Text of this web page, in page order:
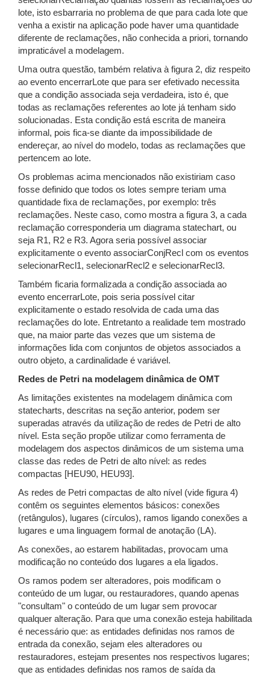
lote, isto esbarraria no problema de que para cada lote que
venha a existir na aplicação pode haver uma quantidade
diferente de reclamações, não conhecida a priori, tornando
impraticável a modelagem.
Uma outra questão, também relativa à figura 2, diz respeito
ao evento encerrarLote que para ser efetivado necessita
que a condição associada seja verdadeira, isto é, que
todas as reclamações referentes ao lote já tenham sido
solucionadas. Esta condição está escrita de maneira
informal, pois fica-se diante da impossibilidade de
endereçar, ao nível do modelo, todas as reclamações que
pertencem ao lote.
Os problemas acima mencionados não existiriam caso
fosse definido que todos os lotes sempre teriam uma
quantidade fixa de reclamações, por exemplo: três
reclamações. Neste caso, como mostra a figura 3, a cada
reclamação corresponderia um diagrama statechart, ou
seja R1, R2 e R3. Agora seria possível associar
explicitamente o evento associarConjRecl com os eventos
selecionarRecl1, selecionarRecl2 e selecionarRecl3.
Também ficaria formalizada a condição associada ao
evento encerrarLote, pois seria possível citar
explicitamente o estado resolvida de cada uma das
reclamações do lote. Entretanto a realidade tem mostrado
que, na maior parte das vezes que um sistema de
informações lida com conjuntos de objetos associados a
outro objeto, a cardinalidade é variável.
Redes de Petri na modelagem dinâmica de OMT
As limitações existentes na modelagem dinâmica com
statecharts, descritas na seção anterior, podem ser
superadas através da utilização de redes de Petri de alto
nível. Esta seção propõe utilizar como ferramenta de
modelagem dos aspectos dinâmicos de um sistema uma
classe das redes de Petri de alto nível: as redes
compactas [HEU90, HEU93].
As redes de Petri compactas de alto nível (vide figura 4)
contêm os seguintes elementos básicos: conexões
(retângulos), lugares (círculos), ramos ligando conexões a
lugares e uma linguagem formal de anotação (LA).
As conexões, ao estarem habilitadas, provocam uma
modificação no conteúdo dos lugares a ela ligados.
Os ramos podem ser alteradores, pois modificam o
conteúdo de um lugar, ou restauradores, quando apenas
"consultam" o conteúdo de um lugar sem provocar
qualquer alteração. Para que uma conexão esteja habilitada
é necessário que: as entidades definidas nos ramos de
entrada da conexão, sejam eles alteradores ou
restauradores, estejam presentes nos respectivos lugares;
que as entidades definidas nos ramos de saída da